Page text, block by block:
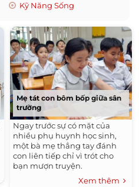
Kỹ Năng Sống
Mẹ tát con bôm bốp giữa sân
trường
Ngay trước sự có mặt của
nhiều phụ huynh học sinh,
một bà mẹ thẳng tay đánh
con liên tiếp chỉ vì trót cho
bạn mượn truyện.
Xem thêm